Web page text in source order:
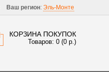
Ваш регион: Эль-Монте
КОРЗИНА ПОКУПОК
Товаров: 0 (0 р.)